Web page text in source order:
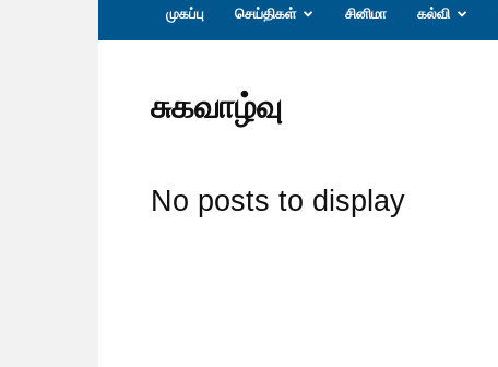
முகப்பு செய்திகள் சினிமா கல்வி
சுகவாழ்வு
No posts to display